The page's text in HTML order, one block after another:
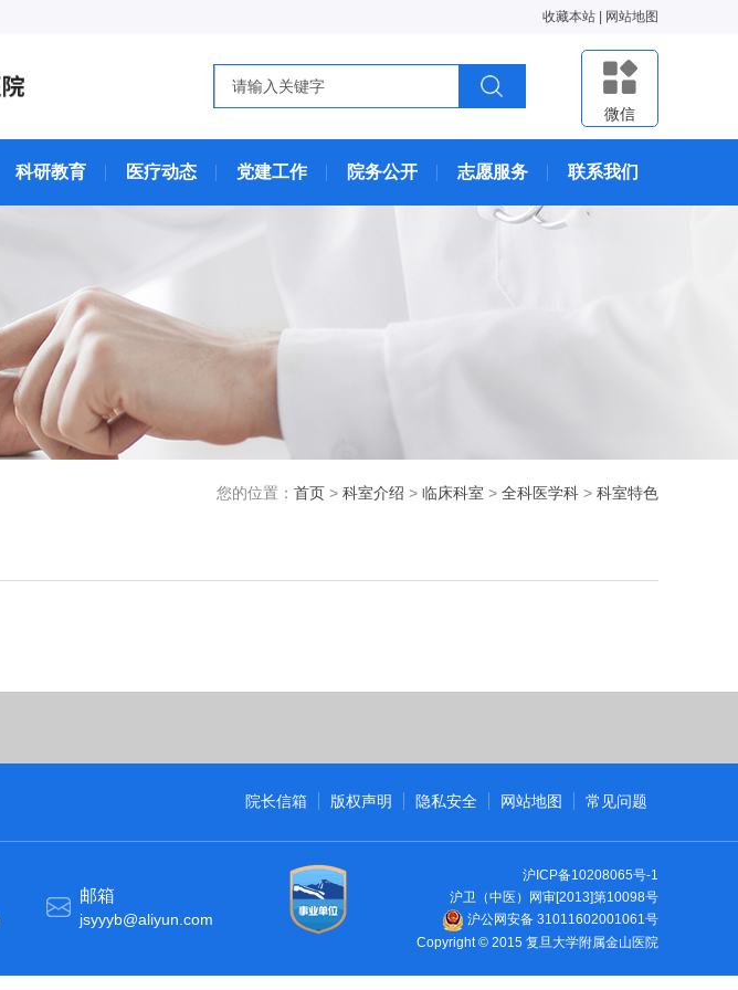
收藏本站 网站地图
微信
科研教育 医疗动态 党建工作 院务公开 志愿服务 联系我们
您的位置： 首页 > 科室介绍 > 临床科室 > 全科医学科 > 科室特色
院长信箱 版权声明 隐私安全 网站地图 常见问题
邮箱
jsyyyb@aliyun.com
沪ICP备10208065号-1
沪卫（中医）网审[2013]第10098号
沪公网安备 31011602001061号
Copyright © 2015 复旦大学附属金山医院